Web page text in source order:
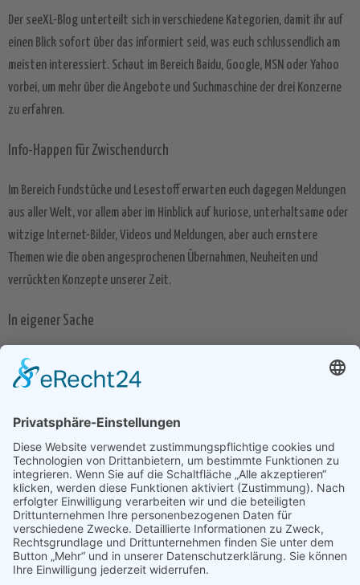
Der seeXL-Blog unterteilt sich in verschiedene Kategorien, damit ihr auf
einen Blick sofort über das informiert seid, was euch schlussendlich am
meisten interessiert. Schaut im Bereich Baidu, Google, MSN oder Yahoo
vorbei, um mehr über die Angebote und Suchmaschine der drei Konzerne
zu erfahren.
Info-Happen für Zwischendurch
Im Bereich Fundstücke und Lesestoff erwarten euch dagegen Meldungen
aus aller Welt, vor allem aber im Hinblick auf kuriose, unterhaltsame oder
witzige Internet-Bilder, Videos und Meldungen, aber auch ernstere
Themen wie die oben angesprochenen Übernahmen, Neuheiten und
verrückten Konzepte unserer Zeit.
In eigener Sache
Natürlich sind wir teilweise auch in eigener Sache unterwegs und
informieren euch im Bereich Corporate über mögliche anstehende
lieber englischsprachige News lesen möchte, wird im Bereich Englisch
Search Engine News fündig.
Was es auch ist – wir wünschen euch viel Spaß im Blog von seekXL und
freuen uns über euer Feedback in den Kommentaren. Ihr habt Themen-
Wünsche? Ihr wollt mehr über ein bestimmtes Unternehmen wissen? Ihr
wollt noch mehr kontroverse Diskussionen und andersartige News?
Perfekt! Teilt es uns mit und wir werden unser Bestes geben, um unsere